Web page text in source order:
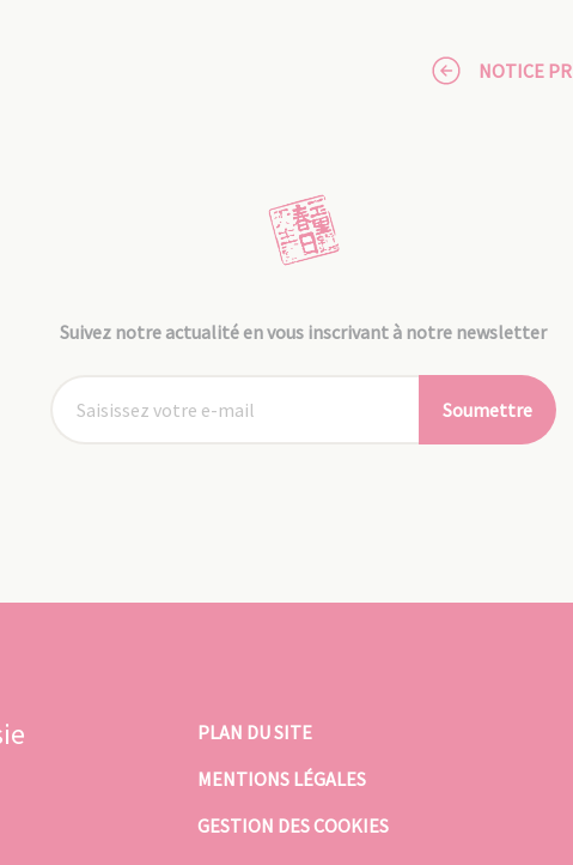
NOTICE
Suivez notre actualité en vous inscrivant à notre newsletter
Soumettre
PLAN DU SITE
MENTIONS LÉGALES
GESTION DES COOKIES